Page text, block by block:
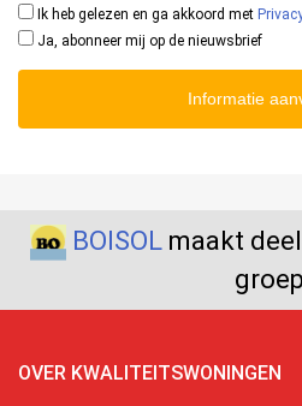
Ik heb gelezen en ga akkoord met
Ja, abonneer mij op de nieuwsbrief
Informatie
BOISOL maakt
groep
OVER KWALITEITSWONINGEN